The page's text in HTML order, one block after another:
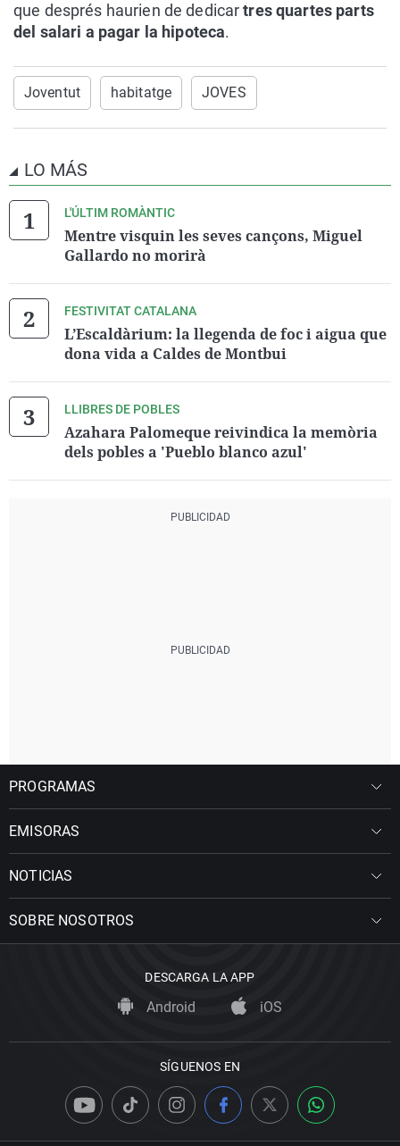
que després haurien de dedicartres quartes parts
del salari a pagar la hipoteca.
Joventut habitatge JOVES
LO MÁS
L'ÚLTIM ROMÀNTIC
Mentre visquin les seves cançons, Miguel
Gallardo no morirà
FESTIVITAT CATALANA
L’Escaldàrium: la llegenda de foc i aigua que
dona vida a Caldes de Montbui
LLIBRES DE POBLES
Azahara Palomeque reivindica la memòria
dels pobles a 'Pueblo blanco azul'
PROGRAMAS
EMISORAS
NOTICIAS
SOBRE NOSOTROS
DESCARGA LA APP
Android iOS
SÍGUENOS EN